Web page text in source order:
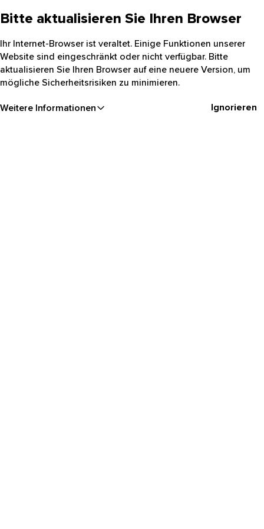
Bitte aktualisieren Sie Ihren Browser
Ihr Internet-Browser ist veraltet. Einige Funktionen unserer
Website sind eingeschränkt oder nicht verfügbar. Bitte
aktualisieren Sie Ihren Browser auf eine neuere Version, um
mögliche Sicherheitsrisiken zu minimieren.
Weitere Informationen Ignorieren